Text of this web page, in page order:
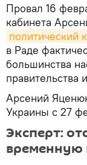
Провал 16
кабинета
политический
в Раде
большинства
правительства
Арсений
Украины с 27
Эксперт: